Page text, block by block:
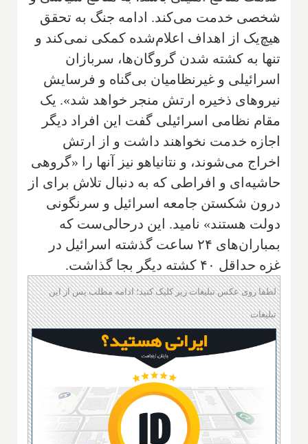
شخصی خدمت می‌کند. ادامه جنگ به تحقق
هیچ‌یک از اهداف اعلام‌شده کمکی نمی‌کند و
تنها به کشته شدن گروگان‌ها، سربازان
اسرائیلی و غیرنظامیان بی‌گناه و فرسایش
نیروهای ذخیره ارتش منجر خواهد شد». یک
مقام نظامی اسرائیلی گفت این افراد دیگر
اجازه خدمت نخواهند داشت و از ارتش
اخراج می‌شوند، و نتانیاهو نیز آنها را «گروهی
حاشیه‌ای و افراطی که به دنبال تلاش برای از
درون شکستن جامعه اسرائیل و سرنگونی
دولت هستند» نامید. این درحالی‌ست که
بمباران‌های ۲۴ ساعت گذشته اسرائیل در
غزه حداقل ۴۰ کشته دیگر بجا گذاشت.
لطفا روی عکس تبلیغات زیر کلیک کنید؛ ادامه مطلب پس از این
تبلیغات